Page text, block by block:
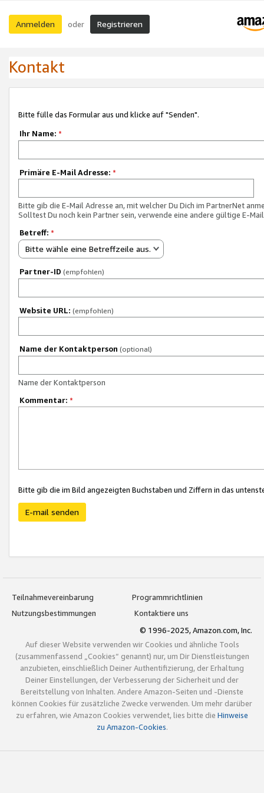
Anmelden oder Registrieren
Kontakt
Bitte fülle das Formular aus und klicke auf "Senden".
Ihr Name: *
Primäre E-Mail Adresse: *
Bitte gib die E-Mail Adresse an, mit welcher Du Dich im PartnerNet
Solltest Du noch kein Partner sein, verwende eine andere gültige E-
Betreff: *
Bitte wähle eine Betreffzeile aus.
Partner-ID (empfohlen)
Website URL: (empfohlen)
Name der Kontaktperson (optional)
Name der Kontaktperson
Kommentar: *
Bitte gib die im Bild angezeigten Buchstaben und Ziffern in das
E-mail senden
Teilnahmevereinbarung
Programmrichtlinien
Nutzungsbestimmungen
Kontaktiere uns
© 1996-2025, Amazon.com, Inc.
Auf dieser Website verwenden wir Cookies und ähnliche Tools
(zusammenfassend „Cookies“ genannt) nur, um Dir Dienstleistungen
anzubieten, einschließlich Deiner Authentifizierung, der Erhaltung
Deiner Einstellungen, der Verbesserung der Sicherheit und der
Bereitstellung von Inhalten. Andere Amazon-Seiten und -Dienste
können Cookies für zusätzliche Zwecke verwenden. Um mehr darüber
zu erfahren, wie Amazon Cookies verwendet, lies bitte die Hinweise
zu Amazon-Cookies.